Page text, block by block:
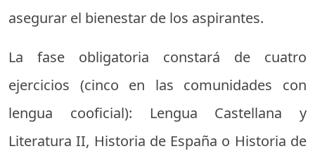
asegurar el bienestar de los aspirantes.
La fase obligatoria constará de cuatro
ejercicios (cinco en las comunidades con
lengua cooficial): Lengua Castellana y
Literatura II, Historia de España o Historia de